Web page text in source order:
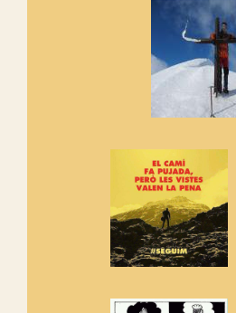
Si no podem
cosa hem de fer...
Els Centpeus
Manifest a favor
adhereix-te al
Rebem un diploma
Amics de Sant
Els Centpeus estem
amb la recuperació